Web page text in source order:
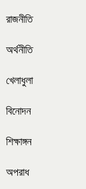
রাজনীতি
অর্থনীতি
খেলাধুলা
বিনোদন
শিক্ষাঙ্গন
অপরাধ